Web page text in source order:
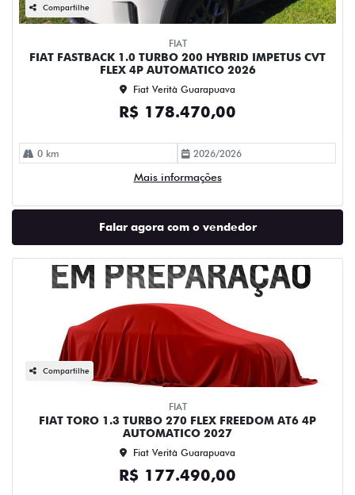
Compartilhe
FIAT
FIAT FASTBACK 1.0 TURBO 200 HYBRID IMPETUS CVT
FLEX 4P AUTOMATICO 2026
Fiat Verità Guarapuava
R$ 178.470,00
0 km 2026/2026
Mais informações
Falar agora com o vendedor
Compartilhe
FIAT
FIAT TORO 1.3 TURBO 270 FLEX FREEDOM AT6 4P
AUTOMATICO 2027
Fiat Verità Guarapuava
R$ 177.490,00